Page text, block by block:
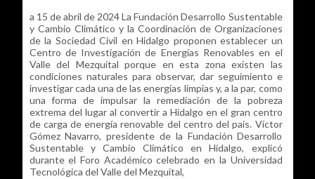
a 15 de abril de 2024 La Fundación Desarrollo Sustentable
y Cambio Climático y la Coordinación de Organizaciones
de la Sociedad Civil en Hidalgo proponen establecer un
Centro de Investigación de Energías Renovables en el
Valle del Mezquital porque en esta zona existen las
condiciones naturales para observar, dar seguimiento e
investigar cada una de las energías limpias y, a la par, como
una forma de impulsar la remediación de la pobreza
extrema del lugar al convertir a Hidalgo en el gran centro
de carga de energía renovable del centro del país. Víctor
Gómez Navarro, presidente de la Fundación Desarrollo
Sustentable y Cambio Climático en Hidalgo, explicó
durante el Foro Académico celebrado en la Universidad
Tecnológica del Valle del Mezquital,